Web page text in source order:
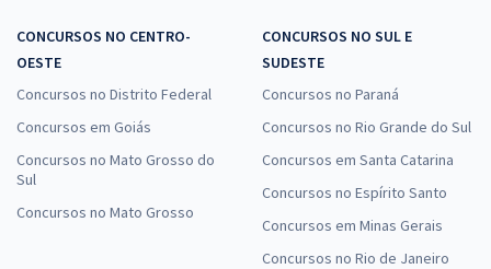
CONCURSOS NO CENTRO-
OESTE
Concursos no Distrito Federal
Concursos em Goiás
Concursos no Mato Grosso do
Sul
Concursos no Mato Grosso
CONCURSOS NO SUL E
SUDESTE
Concursos no Paraná
Concursos no Rio Grande do Sul
Concursos em Santa Catarina
Concursos no Espírito Santo
Concursos em Minas Gerais
Concursos no Rio de Janeiro